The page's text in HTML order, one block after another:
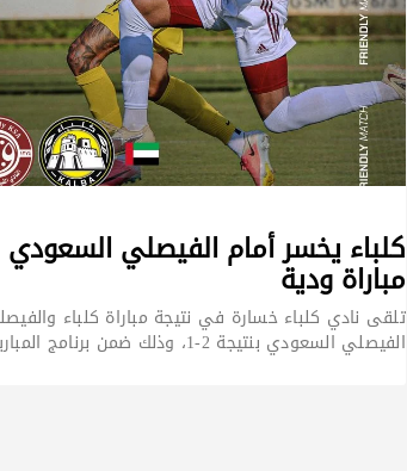
مباراة ودية
تلقى نادي كلباء خسارة في نتيجة مباراة كلباء
الفيصلي السعودي بنتيجة 2-1، وذلك ضمن برنامج المباريات الودية